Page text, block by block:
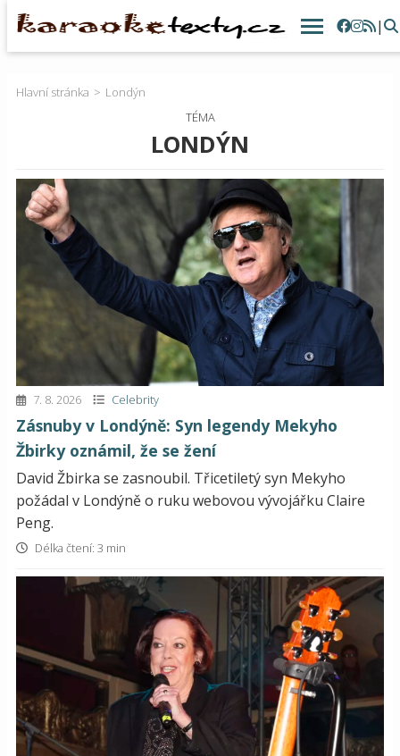
|
Hlavní stránka
Londýn
TÉMA
LONDÝN
7. 8. 2026 Celebrity
Zásnuby v Londýně: Syn legendy Mekyho
Žbirky oznámil, že se žení
David Žbirka se zasnoubil. Třicetiletý syn Mekyho
požádal v Londýně o ruku webovou vývojářku Claire
Peng.
Délka čtení: 3 min